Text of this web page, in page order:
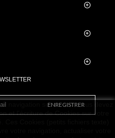
ENREGISTRER
navigation sur ce site, vous devez
et l'écriture de Cookies sur votre
votre navigation, actualiser votre